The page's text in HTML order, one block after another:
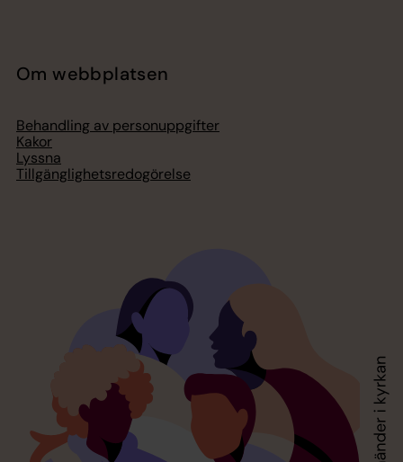
Om webbplatsen
Behandling av personuppgifter
Kakor
Lyssna
Tillgänglighetsredogörelse